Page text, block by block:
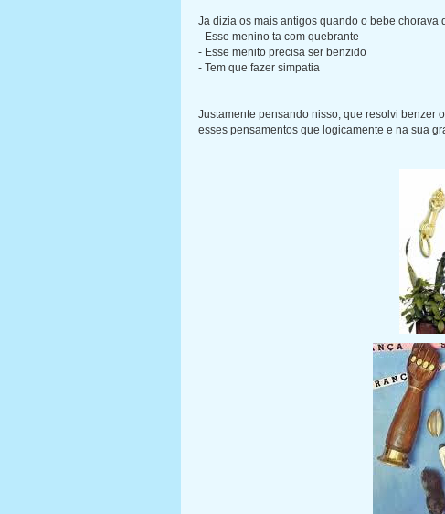
Ja dizia os mais antigos quando o bebe chorava
- Esse menino ta com quebrante
- Esse menito precisa ser benzido
- Tem que fazer simpatia
Justamente pensando nisso, que resolvi benzer
esses pensamentos que logicamente e na sua